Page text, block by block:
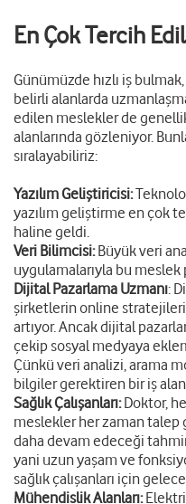
En Çok Tercih
Günümüzde hızlı iş
belirli alanlarda
edilen meslekler de
alanlarında gözleniyor.
sıralayabiliriz:
Yazılım Geliştiricisi:
yazılım geliştirme en çok
haline geldi.
Veri Bilimcisi:Büyük veri
uygulamalarıyla bu meslek
Dijital Pazarlama Uzmanı:
şirketlerin online
artıyor. Ancak dijital
çekip sosyal medyaya
Çünkü veri analizi, arama
bilgiler gerektiren bir iş
Sağlık Çalışanları:Doktor,
meslekler her zaman talep
daha devam edeceği
yani uzun yaşam ve
sağlık çalışanları için
Mühendislik Alanları: